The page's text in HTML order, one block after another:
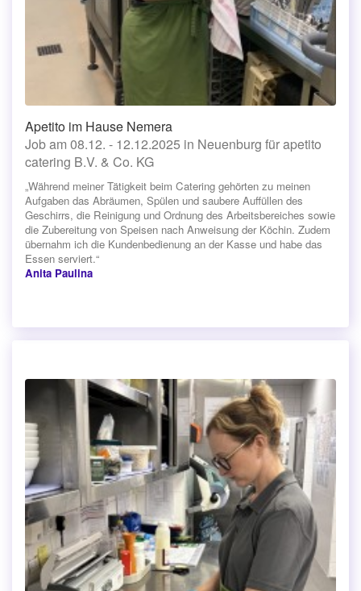
Apetito im Hause Nemera
Job am 08.12. - 12.12.2025 in Neuenburg für apetito
catering B.V. & Co. KG
„Während meiner Tätigkeit beim Catering gehörten zu meinen
Aufgaben das Abräumen, Spülen und saubere Auffüllen des
Geschirrs, die Reinigung und Ordnung des Arbeitsbereiches sowie
die Zubereitung von Speisen nach Anweisung der Köchin. Zudem
übernahm ich die Kundenbedienung an der Kasse und habe das
Essen serviert.“
Anita Paulina